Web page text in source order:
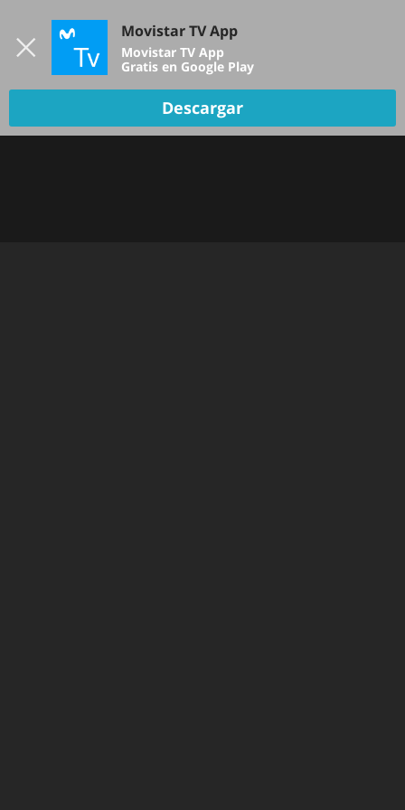
TV EN VIVO
Movistar TV App
Movistar TV App
Gratis en Google Play
Descargar